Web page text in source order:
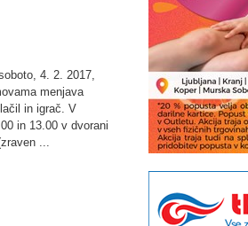
4. 2. 2017,
menjava
in igrač. V
in 13.00 v dvorani
...